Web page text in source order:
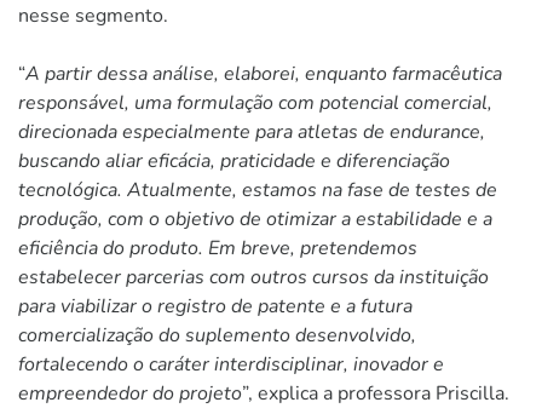
nesse segmento.
“A partir dessa análise, elaborei, enquanto farmacêutica
responsável, uma formulação com potencial comercial,
direcionada especialmente para atletas de endurance,
buscando aliar eficácia, praticidade e diferenciação
tecnológica. Atualmente, estamos na fase de testes de
produção, com o objetivo de otimizar a estabilidade e a
eficiência do produto. Em breve, pretendemos
estabelecer parcerias com outros cursos da instituição
para viabilizar o registro de patente e a futura
comercialização do suplemento desenvolvido,
fortalecendo o caráter interdisciplinar, inovador e
empreendedor do projeto”, explica a professora Priscilla.